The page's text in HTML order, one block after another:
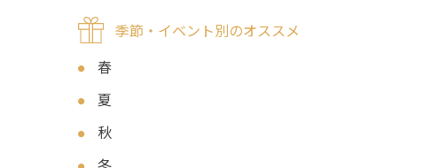
季節・イベント別のオススメ
春
夏
秋